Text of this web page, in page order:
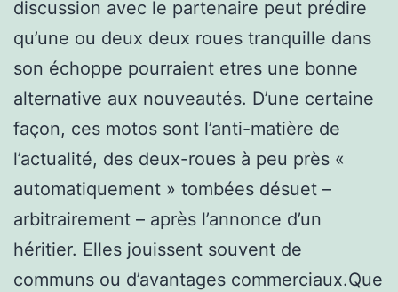
discussion avec le partenaire peut prédire
qu’une ou deux deux roues tranquille dans
son échoppe pourraient etres une bonne
alternative aux nouveautés. D’une certaine
façon, ces motos sont l’anti-matière de
l’actualité, des deux-roues à peu près «
automatiquement » tombées désuet –
arbitrairement – après l’annonce d’un
héritier. Elles jouissent souvent de
communs ou d’avantages commerciaux.Que